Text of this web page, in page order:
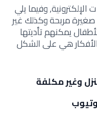
وفيما يلي
مربحة وكذلك غير
يمكنهم تأديتها
هي على الشكل
وغير مكلفة